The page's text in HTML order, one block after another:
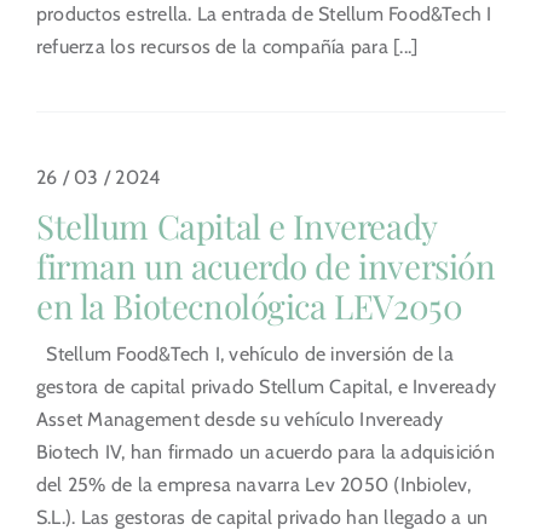
productos estrella. La entrada de Stellum Food&Tech I
refuerza los recursos de la compañía para [...]
26 / 03 / 2024
Stellum Capital e Inveready
firman un acuerdo de inversión
en la Biotecnológica LEV2050
Stellum Food&Tech I, vehículo de inversión de la
gestora de capital privado Stellum Capital, e Inveready
Asset Management desde su vehículo Inveready
Biotech IV, han firmado un acuerdo para la adquisición
del 25% de la empresa navarra Lev 2050 (Inbiolev,
S.L.). Las gestoras de capital privado han llegado a un